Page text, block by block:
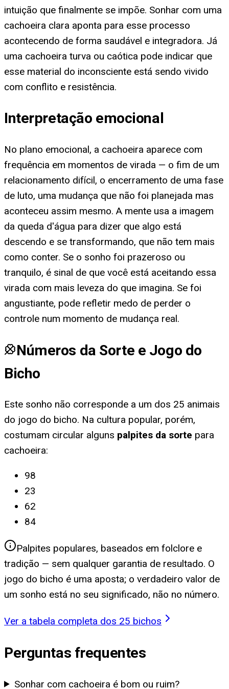
intuição que finalmente se impõe. Sonhar com uma
cachoeira clara aponta para esse processo
acontecendo de forma saudável e integradora. Já
uma cachoeira turva ou caótica pode indicar que
esse material do inconsciente está sendo vivido
com conflito e resistência.
Interpretação emocional
No plano emocional, a cachoeira aparece com
frequência em momentos de virada — o fim de um
relacionamento difícil, o encerramento de uma fase
de luto, uma mudança que não foi planejada mas
aconteceu assim mesmo. A mente usa a imagem
da queda d'água para dizer que algo está
descendo e se transformando, que não tem mais
como conter. Se o sonho foi prazeroso ou
tranquilo, é sinal de que você está aceitando essa
virada com mais leveza do que imagina. Se foi
angustiante, pode refletir medo de perder o
controle num momento de mudança real.
Números da Sorte e Jogo do
Bicho
Este sonho não corresponde a um dos 25 animais
do jogo do bicho. Na cultura popular, porém,
costumam circular alguns palpites da sorte para
cachoeira:
98
23
62
84
Palpites populares, baseados em folclore e
tradição — sem qualquer garantia de resultado. O
jogo do bicho é uma aposta; o verdadeiro valor de
um sonho está no seu significado, não no número.
Ver a tabela completa dos 25 bichos
Perguntas frequentes
Sonhar com cachoeira é bom ou ruim?